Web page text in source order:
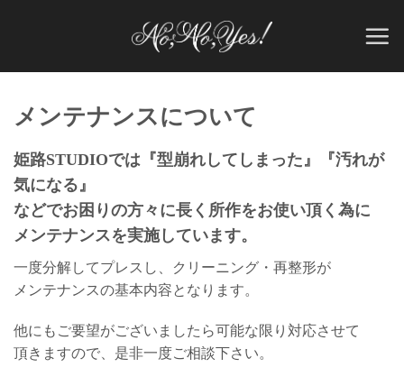
メンテナンスについて
姫路STUDIOでは『型崩れしてしまった』『汚れが
気になる』
などでお困りの方々に長く所作をお使い頂く為に
メンテナンスを実施しています。
一度分解してプレスし、クリーニング・再整形が
メンテナンスの基本内容となります。
他にもご要望がございましたら可能な限り対応させて
頂きますので、是非一度ご相談下さい。